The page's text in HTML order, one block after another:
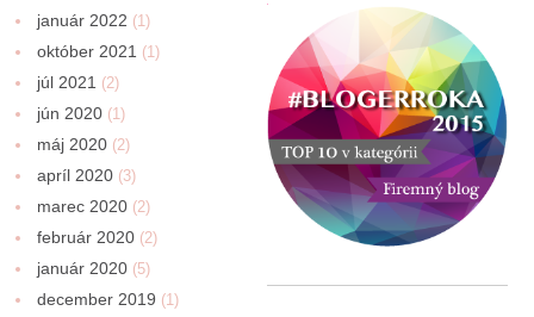
január 2022 (1)
október 2021 (1)
júl 2021 (2)
jún 2020 (1)
máj 2020 (2)
apríl 2020 (3)
marec 2020 (2)
február 2020 (2)
január 2020 (5)
december 2019 (1)